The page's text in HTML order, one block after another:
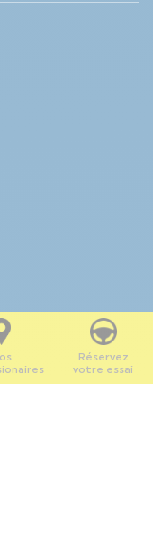
Réservez
votre essai